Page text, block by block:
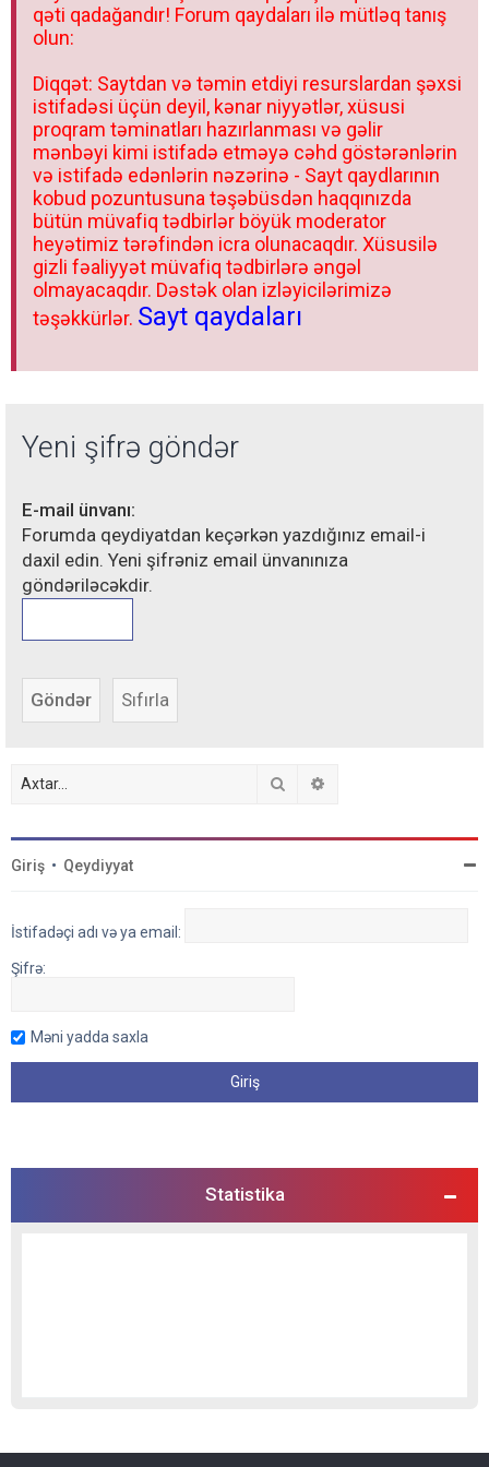
qəti qadağandır! Forum qaydaları ilə mütləq tanış
olun:
Diqqət: Saytdan və təmin etdiyi resurslardan şəxsi
istifadəsi üçün deyil, kənar niyyətlər, xüsusi
proqram təminatları hazırlanması və gəlir
mənbəyi kimi istifadə etməyə cəhd göstərənlərin
və istifadə edənlərin nəzərinə - Sayt qaydlarının
kobud pozuntusuna təşəbüsdən haqqınızda
bütün müvafiq tədbirlər böyük moderator
heyətimiz tərəfindən icra olunacaqdır. Xüsusilə
gizli fəaliyyət müvafiq tədbirlərə əngəl
olmayacaqdır. Dəstək olan izləyicilərimizə
təşəkkürlər. Sayt qaydaları
Yeni şifrə göndər
E-mail ünvanı:
Forumda qeydiyatdan keçərkən yazdığınız email-i
daxil edin. Yeni şifrəniz email ünvanınıza
göndəriləcəkdir.
Axtar
Giriş • Qeydiyyat
İstifadəçi adı və ya email:
Şifrə:
Məni yadda saxla
Statistika